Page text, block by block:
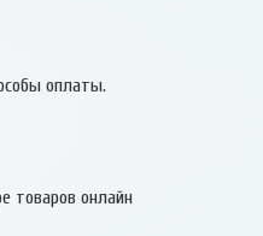
оплаты.
товаров онлайн